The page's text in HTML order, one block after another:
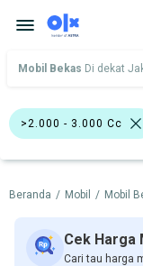
Mobil Bekas Di dekat
>2.000 - 3.000 Cc
Harga Merek
Tipe Bodi
Beranda / Mobil / Mobil
Cek Harga
Cari tau harga